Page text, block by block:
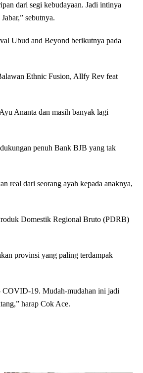
dari segi kebudayaan. Jadi intinya
sebutnya.
Ubud and Beyond berikutnya pada
Ethnic Fusion, Allfy Rev feat
Ananta dan masih banyak lagi
penuh Bank BJB yang tak
real dari seorang ayah kepada anaknya,
Domestik Regional Bruto (PDRB)
provinsi yang paling terdampak
COVID-19. Mudah-mudahan ini jadi
harap Cok Ace.